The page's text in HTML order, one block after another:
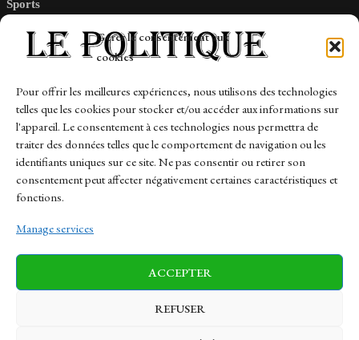
Gérer le consentement aux
cookies
Pour offrir les meilleures expériences, nous utilisons des technologies
telles que les cookies pour stocker et/ou accéder aux informations sur
l'appareil. Le consentement à ces technologies nous permettra de
traiter des données telles que le comportement de navigation ou les
identifiants uniques sur ce site. Ne pas consentir ou retirer son
consentement peut affecter négativement certaines caractéristiques et
fonctions.
Manage services
ACCEPTER
REFUSER
Sports
Links
Contact
Sitemap
News Finance-Marches Politics
Business Tech Health Sports Travel